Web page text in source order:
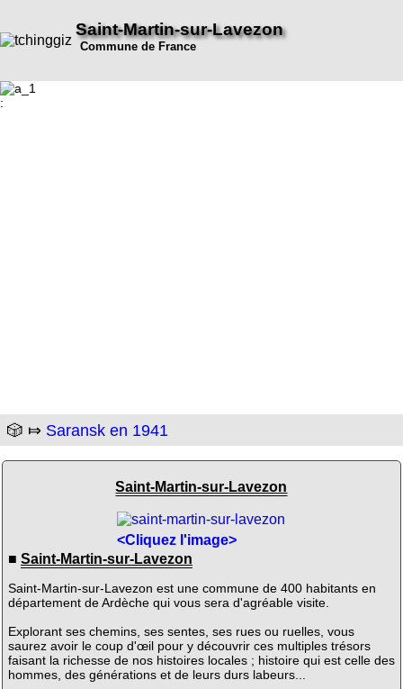
Saint-Martin-sur-Lavezon
Commune de France
:
🎲 ⤇ Saransk en 1941
Saint-Martin-sur-Lavezon
<Cliquez l'image>
■ Saint-Martin-sur-Lavezon
Saint-Martin-sur-Lavezon est une commune de 400 habitants en
département de Ardèche qui vous sera d'agréable visite.
Explorant ses chemins, ses sentes, ses rues ou ruelles, vous
saurez avoir le coup d'œil pour y découvrir ces multiples trésors
faisant la richesse de nos histoires locales ; histoire qui est celle des
hommes, des générations et de leurs durs labeurs...